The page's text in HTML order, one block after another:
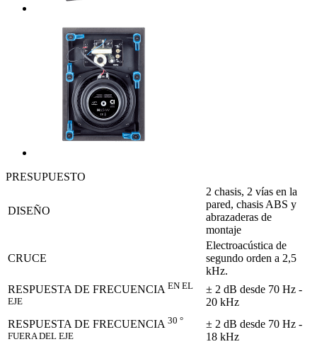
PRESUPUESTO
DISEÑO
2 chasis, 2 vías en la
pared, chasis ABS y
abrazaderas de
montaje
CRUCE
Electroacústica de
segundo orden a 2,5
kHz.
RESPUESTA DE FRECUENCIA EN EL
EJE
± 2 dB desde 70 Hz -
20 kHz
RESPUESTA DE FRECUENCIA 30 °
FUERA DEL EJE
± 2 dB desde 70 Hz -
18 kHz